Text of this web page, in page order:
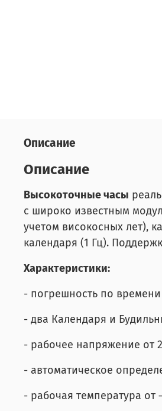
Описание
Описание
Высокоточные часы
с широко известным
учетом високосных лет),
календаря (1 Гц).
Характеристики:
- погрешность по
- два Календаря и
- рабочее напряжение от
- автоматическое
- рабочая температура от